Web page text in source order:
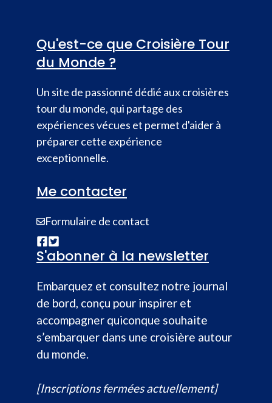
Qu'est-ce que Croisière Tour
du Monde ?
Un site de passionné dédié aux croisières
tour du monde, qui partage des
expériences vécues et permet d'aider à
préparer cette expérience
exceptionnelle.
Me contacter
Formulaire de contact
S'abonner à la newsletter
Embarquez et consultez notre journal
de bord, conçu pour inspirer et
accompagner quiconque souhaite
s’embarquer dans une croisière autour
du monde.
[Inscriptions fermées actuellement]